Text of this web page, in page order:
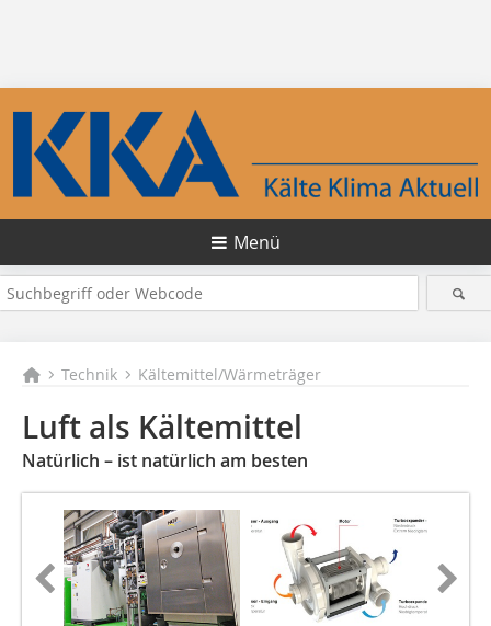
Menü
Technik Kältemittel/Wärmeträger
Luft als Kältemittel
Natürlich – ist natürlich am besten